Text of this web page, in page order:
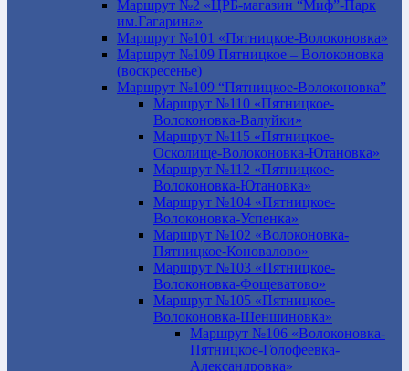
Маршрут №2 «ЦРБ-магазин “Миф”-Парк
им.Гагарина»
Маршрут №101 «Пятницкое-Волоконовка»
Маршрут №109 Пятницкое – Волоконовка
(воскресенье)
Маршрут №109 “Пятницкое-Волоконовка”
Маршрут №110 «Пятницкое-
Волоконовка-Валуйки»
Маршрут №115 «Пятницкое-
Осколище-Волоконовка-Ютановка»
Маршрут №112 «Пятницкое-
Волоконовка-Ютановка»
Маршрут №104 «Пятницкое-
Волоконовка-Успенка»
Маршрут №102 «Волоконовка-
Пятницкое-Коновалово»
Маршрут №103 «Пятницкое-
Волоконовка-Фощеватово»
Маршрут №105 «Пятницкое-
Волоконовка-Шеншиновка»
Маршрут №106 «Волоконовка-
Пятницкое-Голофеевка-
Александровка»